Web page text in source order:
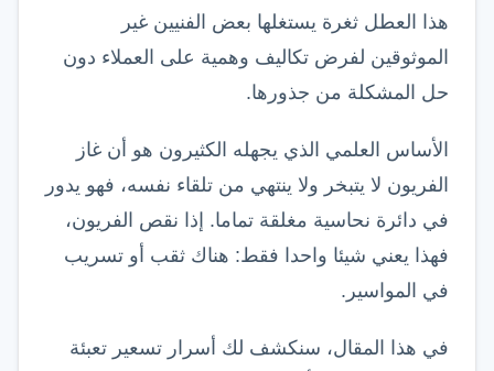
هذا العطل ثغرة يستغلها بعض الفنيين غير
الموثوقين لفرض تكاليف وهمية على العملاء دون
حل المشكلة من جذورها.
الأساس العلمي الذي يجهله الكثيرون هو أن غاز
الفريون لا يتبخر ولا ينتهي من تلقاء نفسه، فهو يدور
في دائرة نحاسية مغلقة تماما. إذا نقص الفريون،
فهذا يعني شيئا واحدا فقط: هناك ثقب أو تسريب
في المواسير.
في هذا المقال، سنكشف لك أسرار تسعير تعبئة